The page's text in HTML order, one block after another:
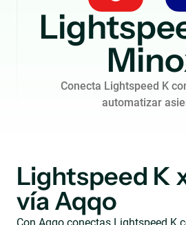
Conecta Lightspeed K
automatizar
Lightspeed K
vía Aqqo